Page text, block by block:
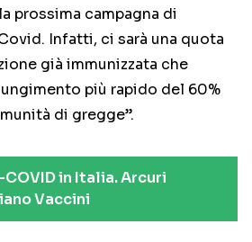
prossima campagna di
Infatti, ci sarà una quota
già immunizzata che
più rapido del 60%
di gregge”.
in Italia. Arcuri
Vaccini